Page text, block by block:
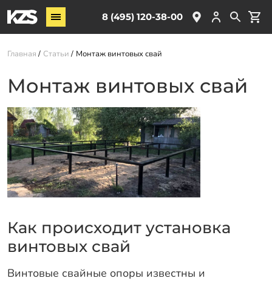
8 (495) 120-38-00
Винтовые сваи
ЖБ сваи
Обвязка свай
Комплектующие
Услуги
О компании
Акции
Новости
Партнёрам
Контакты
Доставка
Оплата
Главная Статьи Монтаж винтовых свай
Монтаж винтовых свай
Как происходит установка
винтовых свай
Винтовые свайные опоры известны и